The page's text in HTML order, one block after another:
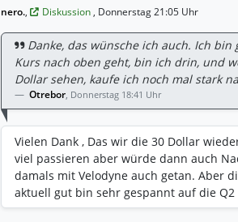
nero., Diskussion , Donnerstag 21:05 Uhr
Danke, das wünsche ich auch. Ich
Kurs nach oben geht, bin ich drin, und
Dollar sehen, kaufe ich noch mal stark
Otrebor, Donnerstag 18:41 Uhr
Vielen Dank , Das wir die 30 Dollar
viel passieren aber würde dann auch
damals mit Velodyne auch getan. Aber
aktuell gut bin sehr gespannt auf die Q2